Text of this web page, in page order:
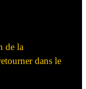
de la
dans le